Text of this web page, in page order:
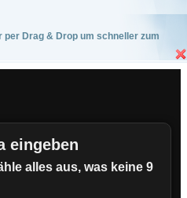
per Drag & Drop um schneller zum